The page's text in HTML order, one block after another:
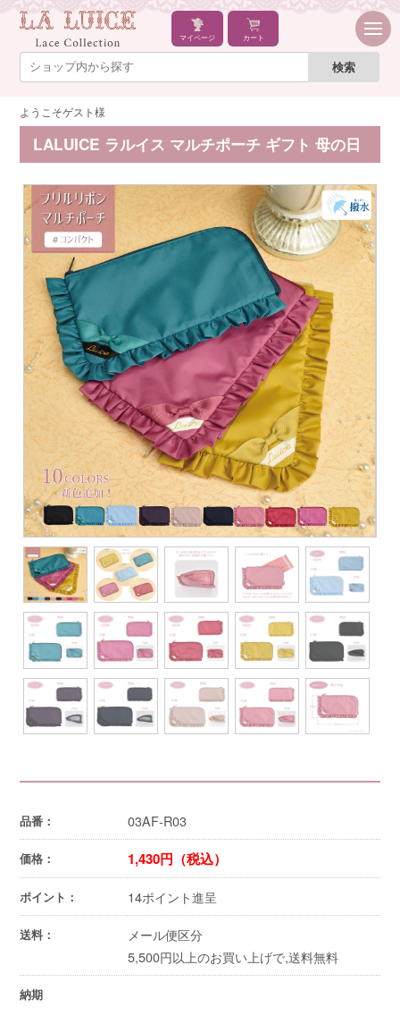
マイページ カート
ようこそゲスト様
LALUICE ラルイス マルチポーチ ギフト 母の日
品番： 03AF-R03
価格： 1,430円（税込）
ポイント： 14ポイント進呈
送料：
メール便区分
5,500円以上のお買い上げで,送料無料
納期